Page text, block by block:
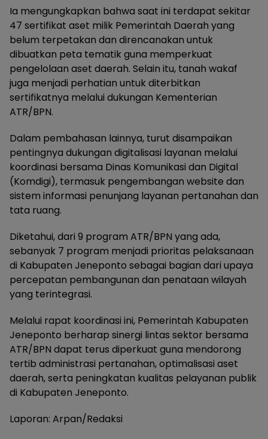
Ia mengungkapkan bahwa saat ini terdapat sekitar
47 sertifikat aset milik Pemerintah Daerah yang
belum terpetakan dan direncanakan untuk
dibuatkan peta tematik guna memperkuat
pengelolaan aset daerah. Selain itu, tanah wakaf
juga menjadi perhatian untuk diterbitkan
sertifikatnya melalui dukungan Kementerian
ATR/BPN.
Dalam pembahasan lainnya, turut disampaikan
pentingnya dukungan digitalisasi layanan melalui
koordinasi bersama Dinas Komunikasi dan Digital
(Komdigi), termasuk pengembangan website dan
sistem informasi penunjang layanan pertanahan dan
tata ruang.
Diketahui, dari 9 program ATR/BPN yang ada,
sebanyak 7 program menjadi prioritas pelaksanaan
di Kabupaten Jeneponto sebagai bagian dari upaya
percepatan pembangunan dan penataan wilayah
yang terintegrasi.
Melalui rapat koordinasi ini, Pemerintah Kabupaten
Jeneponto berharap sinergi lintas sektor bersama
ATR/BPN dapat terus diperkuat guna mendorong
tertib administrasi pertanahan, optimalisasi aset
daerah, serta peningkatan kualitas pelayanan publik
di Kabupaten Jeneponto.
Laporan: Arpan/Redaksi